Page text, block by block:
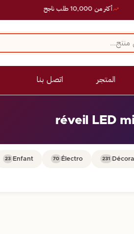
أكثر من 10,000 طلب ناجح
المتجر اتصل بنا
réveil LED
231
Électro
70
Enfant
23